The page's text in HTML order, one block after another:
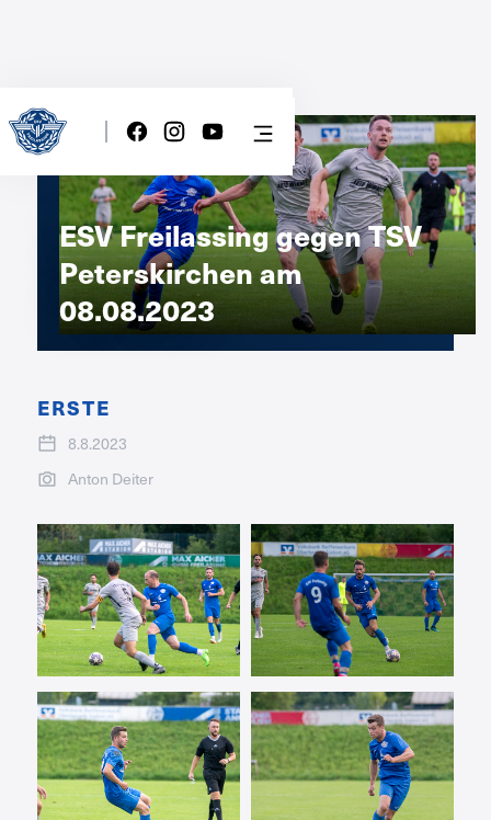
ESV Freilassing gegen TSV
Peterskirchen am
08.08.2023
ERSTE
8.8.2023
Anton Deiter